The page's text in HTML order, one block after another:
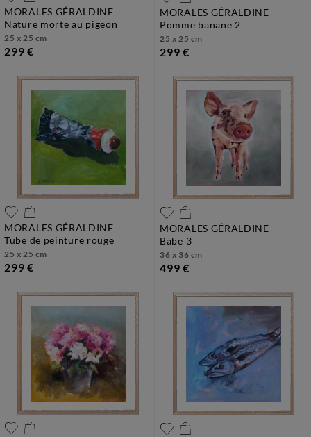
MORALES GÉRALDINE
nature morte au pigeon
25 x 25 cm
299 €
MORALES GÉRALDINE
pomme banane 2
25 x 25 cm
299 €
MORALES GÉRALDINE
tube de peinture rouge
25 x 25 cm
299 €
MORALES GÉRALDINE
babe 3
36 x 36 cm
499 €